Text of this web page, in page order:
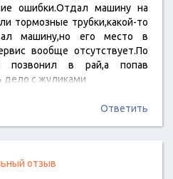
ошибки.Отдал машину на
тормозные трубки,какой-то
машину,но его место в
вообще отсутствует.По
позвонил в рай,а попав
дело с жуликами
Ответить
отзыв